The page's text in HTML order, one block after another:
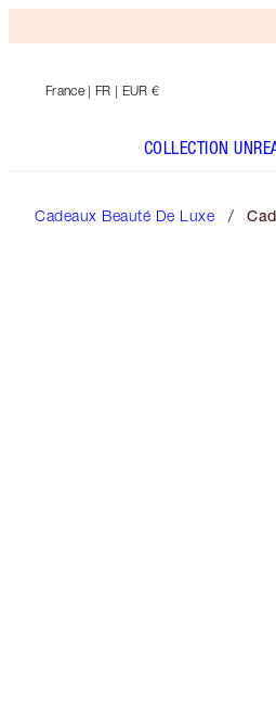
France | FR | EUR €
COLLECTION
Cadeaux Beauté De Luxe